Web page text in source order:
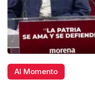
Al Momento